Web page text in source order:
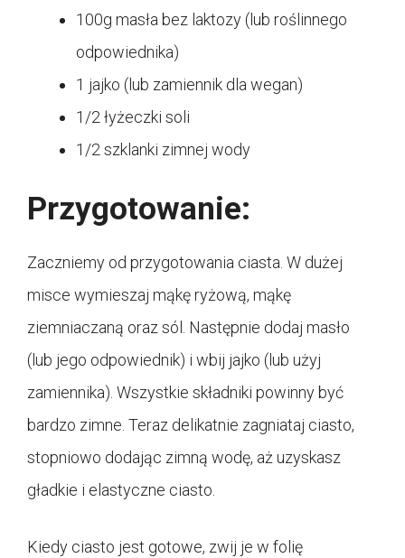
100g masła bez laktozy (lub roślinnego
odpowiednika)
1 jajko (lub zamiennik dla wegan)
1/2 łyżeczki soli
1/2 szklanki zimnej wody
Przygotowanie:
Zaczniemy od przygotowania ciasta. W dużej
misce wymieszaj mąkę ryżową, mąkę
ziemniaczaną oraz sól. Następnie dodaj masło
(lub jego odpowiednik) i wbij jajko (lub użyj
zamiennika). Wszystkie składniki powinny być
bardzo zimne. Teraz delikatnie zagniataj ciasto,
stopniowo dodając zimną wodę, aż uzyskasz
gładkie i elastyczne ciasto.
Kiedy ciasto jest gotowe, zwij je w folię